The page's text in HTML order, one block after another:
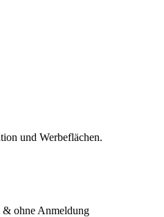
und Werbeflächen.
& ohne Anmeldung